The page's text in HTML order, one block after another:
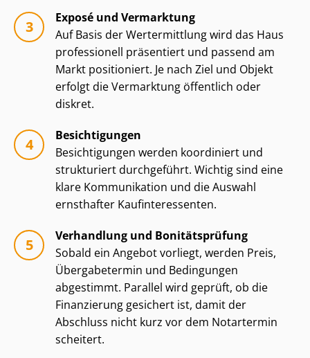
Exposé und Vermarktung
Auf Basis der Wertermittlung wird das Haus
professionell präsentiert und passend am
Markt positioniert. Je nach Ziel und Objekt
erfolgt die Vermarktung öffentlich oder
diskret.
Besichtigungen
Besichtigungen werden koordiniert und
strukturiert durchgeführt. Wichtig sind eine
klare Kommunikation und die Auswahl
ernsthafter Kauf­in­ter­es­sen­ten.
Verhandlung und Bonitätsprüfung
Sobald ein Angebot vorliegt, werden Preis,
Übergabetermin und Bedingungen
abgestimmt. Parallel wird geprüft, ob die
Finanzierung gesichert ist, damit der
Abschluss nicht kurz vor dem Notartermin
scheitert.